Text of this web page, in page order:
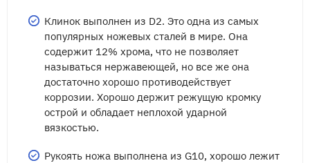
Клинок выполнен из D2. Это одна из самых
популярных ножевых сталей в мире. Она
содержит 12% хрома, что не позволяет
называться нержавеющей, но все же она
достаточно хорошо противодействует
коррозии. Хорошо держит режущую кромку
острой и обладает неплохой ударной
вязкостью.
Рукоять ножа выполнена из G10, хорошо лежит